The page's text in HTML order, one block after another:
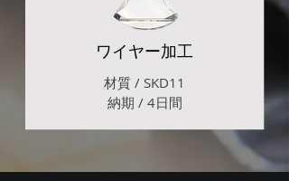
ワイヤー加工
材質 / SKD11
​納期 / 4日間